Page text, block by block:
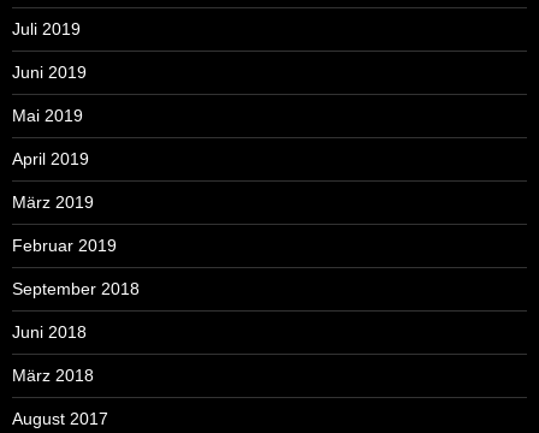
Juli 2019
Juni 2019
Mai 2019
April 2019
März 2019
Februar 2019
September 2018
Juni 2018
März 2018
August 2017